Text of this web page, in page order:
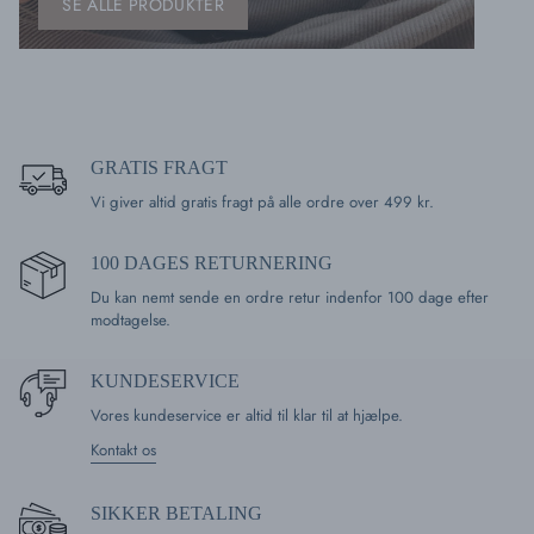
SE ALLE PRODUKTER
GRATIS FRAGT
Vi giver altid gratis fragt på alle ordre over 499 kr.
100 DAGES RETURNERING
Du kan nemt sende en ordre retur indenfor 100 dage efter
modtagelse.
KUNDESERVICE
Vores kundeservice er altid til klar til at hjælpe.
Kontakt os
SIKKER BETALING